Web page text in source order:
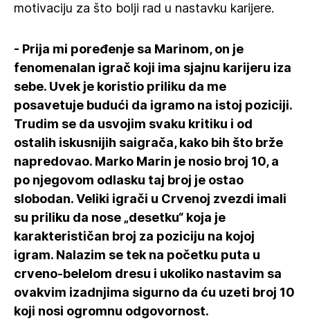
motivaciju za što bolji rad u nastavku karijere.
- Prija mi poređenje sa Marinom, on je
fenomenalan igrač koji ima sjajnu karijeru iza
sebe. Uvek je koristio priliku da me
posavetuje budući da igramo na istoj poziciji.
Trudim se da usvojim svaku kritiku i od
ostalih iskusnijih saigrača, kako bih što brže
napredovao. Marko Marin je nosio broj 10, a
po njegovom odlasku taj broj je ostao
slobodan. Veliki igrači u Crvenoj zvezdi imali
su priliku da nose „desetku“ koja je
karakterističan broj za poziciju na kojoj
igram. Nalazim se tek na početku puta u
crveno-belelom dresu i ukoliko nastavim sa
ovakvim izadnjima sigurno da ću uzeti broj 10
koji nosi ogromnu odgovornost.